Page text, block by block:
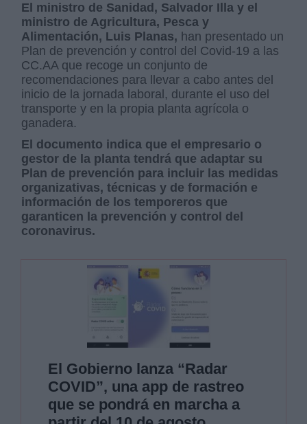
El ministro de Sanidad, Salvador Illa y el
ministro de Agricultura, Pesca y
Alimentación, Luis Planas, han presentado un
Plan de prevención y control del Covid-19 a las
CC.AA que recoge un conjunto de
recomendaciones para llevar a cabo antes del
inicio de la jornada laboral, durante el uso del
transporte y en la propia planta agrícola o
ganadera.
El documento indica que el empresario o
gestor de la planta tendrá que adaptar su
Plan de prevención para incluir las medidas
organizativas, técnicas y de formación e
información de los temporeros que
garanticen la prevención y control del
coronavirus.
El Gobierno lanza “Radar
COVID”, una app de rastreo
que se pondrá en marcha a